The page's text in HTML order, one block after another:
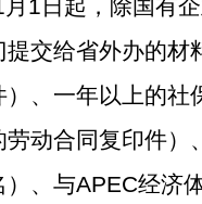
1日起，除国有
交给省外办的
、一年以上的
动合同复印件
、与APEC经济